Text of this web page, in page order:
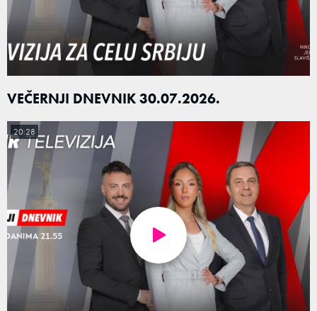
VEČERNJI DNEVNIK 30.07.2026.
20:28